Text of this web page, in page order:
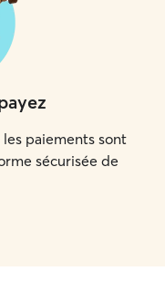
les paiements sont
sécurisée de